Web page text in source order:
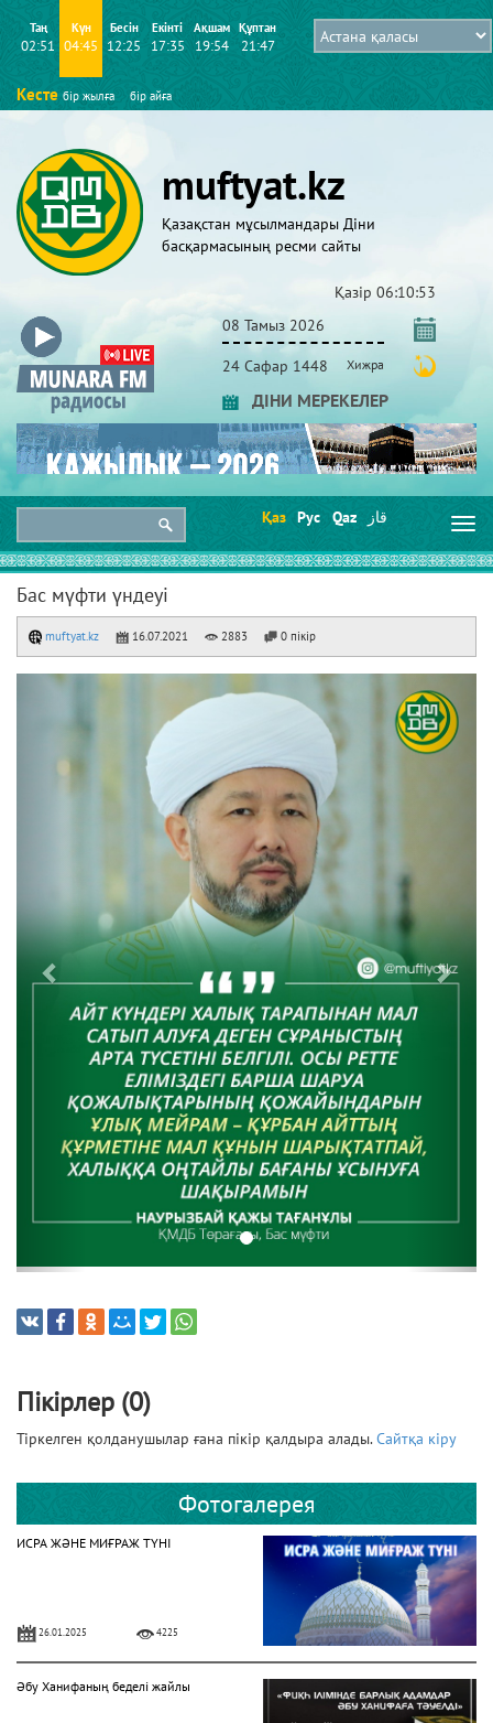
Таң
02:51
Күн
04:45
Бесін
12:25
Екінті
17:35
Ақшам
19:54
Құптан
21:47
Кесте бір жылға бір айға
muftyat.kz
Қазақстан мұсылмандары Діни
басқармасының ресми сайты
Қазір 06:10:54
08 Тамыз 2026
24 Сафар 1448 Хижра
ДІНИ МЕРЕКЕЛЕР
Қаз Рус Qaz قاز
Бас мүфти үндеуі
muftyat.kz 16.07.2021 2883 0 пікір
Previous Next
Пікірлер (0)
Тіркелген қолданушылар ғана пікір қалдыра алады.Сайтқа кіру
Фотогалерея
ИСРА ЖӘНЕ МИҒРАЖ ТҮНІ
26.01.2025 4225
Әбу Ханифаның беделі жайлы